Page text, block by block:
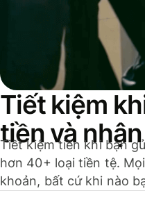
Tiết kiệm
tiền và
Tiết kiệm tiền khi bạn
hơn 40+ loại tiền tệ.
khoản, bất cứ khi nào